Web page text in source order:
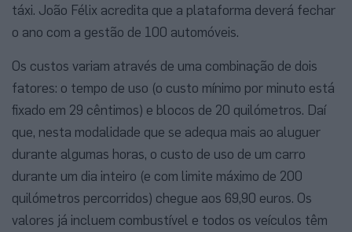
táxi. João Félix acredita que a plataforma deverá fechar
o ano com a gestão de 100 automóveis.
Os custos variam através de uma combinação de dois
fatores: o tempo de uso (o custo mínimo por minuto está
fixado em 29 cêntimos) e blocos de 20 quilómetros. Daí
que, nesta modalidade que se adequa mais ao aluguer
durante algumas horas, o custo de uso de um carro
durante um dia inteiro (e com limite máximo de 200
quilómetros percorridos) chegue aos 69,90 euros. Os
valores já incluem combustível e todos os veículos têm